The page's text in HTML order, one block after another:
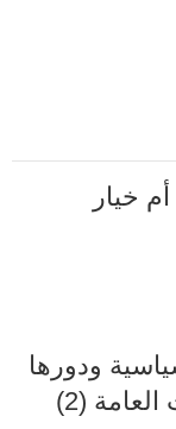
خيار
ودورها
(2)